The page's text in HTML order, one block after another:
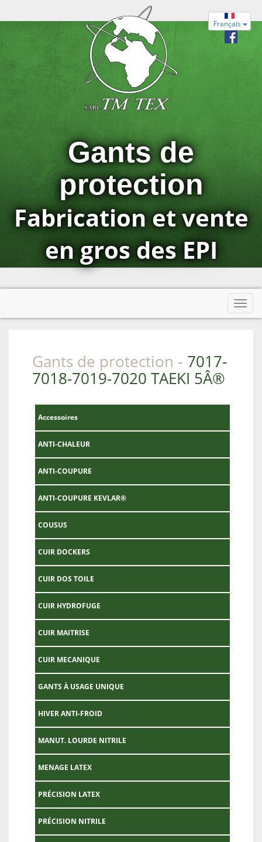
Gants de
protection
Fabrication et vente
en gros des EPI
Français
Gants de protection - 7017-
7018-7019-7020 TAEKI 5Â®
Accessoires
ANTI-CHALEUR
ANTI-COUPURE
ANTI-COUPURE KEVLAR®
COUSUS
CUIR DOCKERS
CUIR DOS TOILE
CUIR HYDROFUGE
CUIR MAITRISE
CUIR MECANIQUE
GANTS À USAGE UNIQUE
HIVER ANTI-FROID
MANUT. LOURDE NITRILE
MENAGE LATEX
PRÉCISION LATEX
PRÉCISION NITRILE